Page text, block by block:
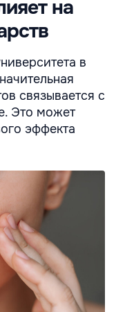
на
в
связывается с
Это может
эффекта